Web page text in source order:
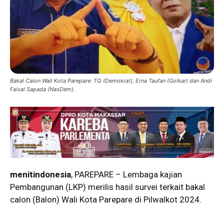
Bakal Calon Wali Kota Parepare: TQ (Demokrat), Erna Taufan (Golkar) dan Andi
Faisal Sapada (NasDem).
menitindonesia, PAREPARE – Lembaga kajian
Pembangunan (LKP) merilis hasil survei terkait bakal
calon (Balon) Wali Kota Parepare di Pilwalkot 2024.